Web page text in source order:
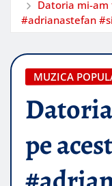
Datoria mi-am
#adrianastefan
MUZICA
pe